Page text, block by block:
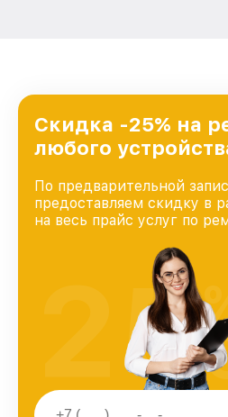
Скидка -25% на
любого
По предварительной
предоставляем скидку в
на весь прайс услуг по
25